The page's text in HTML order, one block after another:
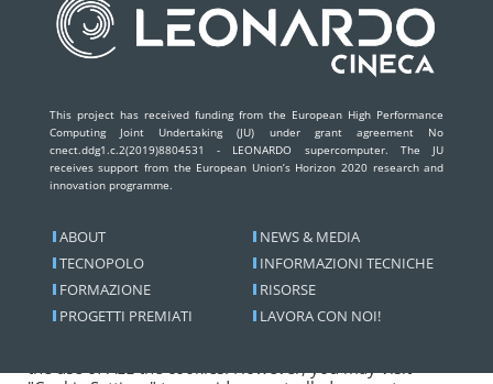
This project has received funding from the European High Performance
Computing Joint Undertaking (JU) under grant agreement No
cnect.ddg1.c.2(2019)8804531 - LEONARDO supercomputer. The JU
receives support from the European Union’s Horizon 2020 research and
innovation programme.
ABOUT
NEWS & MEDIA
TECNOPOLO
INFORMAZIONI TECNICHE
FORMAZIONE
RISORSE
PROGETTI PREMIATI
LAVORA CON NOI!
We use cookies on our website to give you the most
relevant experience by remembering your preferences
the use of ALL the cookies. However, you may visit